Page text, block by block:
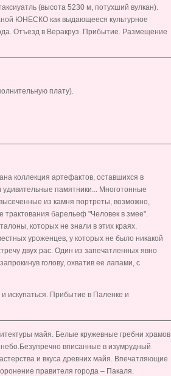
(высота 5230 м, потухший вулкан).
ЮНЕСКО как выдающееся культурное
Отъезд в Веракруз. Прибытие. Размещение
плату).
коллекция артефактов, оставшихся в
памятники... Многотонные
из камня портреты, возможно,
барельеф "Человек в змее".
которых не знали в этих краях.
уроженцев, у которых не было никакой
двух рас. Один из запечатленных явно
голову, охватив ее лапами, с
искупаться. Прибытие в Паленке и
майя. Белые кружевные гребни храмов
вписанные в изумрудный
и вкуса древних майя. Впечатляющие
правителя города – Пакаля.